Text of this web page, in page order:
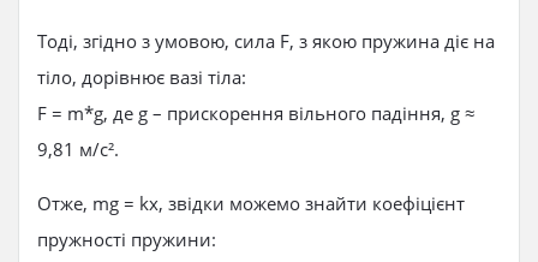
Тоді, згідно з умовою, сила F, з якою пружина діє на
тіло, дорівнює вазі тіла:
F = m*g, де g – прискорення вільного падіння, g ≈
9,81 м/с².
Отже, mg = kx, звідки можемо знайти коефіцієнт
пружності пружини: